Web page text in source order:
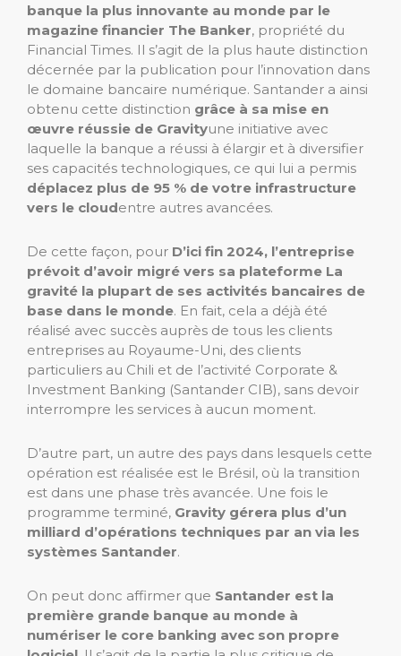
banque la plus innovante au monde par le
magazine financier The Banker, propriété du
Financial Times. Il s’agit de la plus haute distinction
décernée par la publication pour l’innovation dans
le domaine bancaire numérique. Santander a ainsi
obtenu cette distinction grâce à sa mise en
œuvre réussie de Gravityune initiative avec
laquelle la banque a réussi à élargir et à diversifier
ses capacités technologiques, ce qui lui a permis
déplacez plus de 95 % de votre infrastructure
vers le cloudentre autres avancées.
De cette façon, pour D’ici fin 2024, l’entreprise
prévoit d’avoir migré vers sa plateforme La
gravité la plupart de ses activités bancaires de
base dans le monde. En fait, cela a déjà été
réalisé avec succès auprès de tous les clients
entreprises au Royaume-Uni, des clients
particuliers au Chili et de l’activité Corporate &
Investment Banking (Santander CIB), sans devoir
interrompre les services à aucun moment.
D’autre part, un autre des pays dans lesquels cette
opération est réalisée est le Brésil, où la transition
est dans une phase très avancée. Une fois le
programme terminé, Gravity gérera plus d’un
milliard d’opérations techniques par an via les
systèmes Santander.
On peut donc affirmer que Santander est la
première grande banque au monde à
numériser le core banking avec son propre